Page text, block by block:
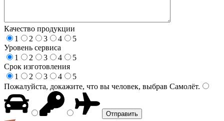
Качество продукции
1
2 3 4
5
Уровень сервиса
1
2 3 4
5
Срок изготовления
1
2 3 4
5
Пожалуйста, докажите, что вы человек, выбрав Самолёт.